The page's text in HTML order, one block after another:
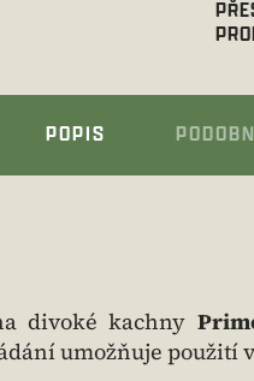
POPIS
divoké kachny
umožňuje použití